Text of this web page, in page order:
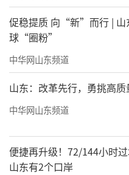
促稳提质 向“新”而行 |
球“圈粉”
中华网山东频道
山东：改革先行，勇挑高
中华网山东频道
便捷再升级！72/144小时过
山东有2个口岸